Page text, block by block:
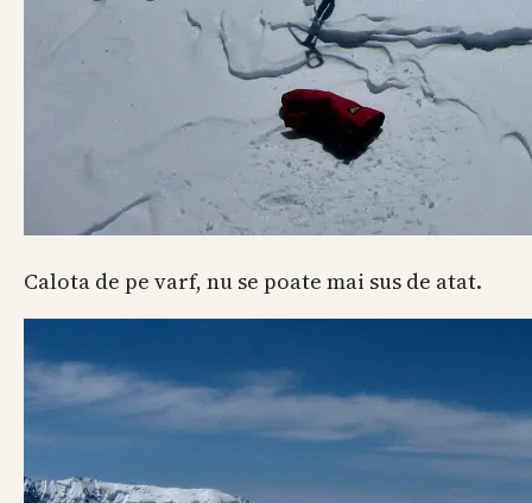
Calota de pe varf, nu se poate mai sus de atat.